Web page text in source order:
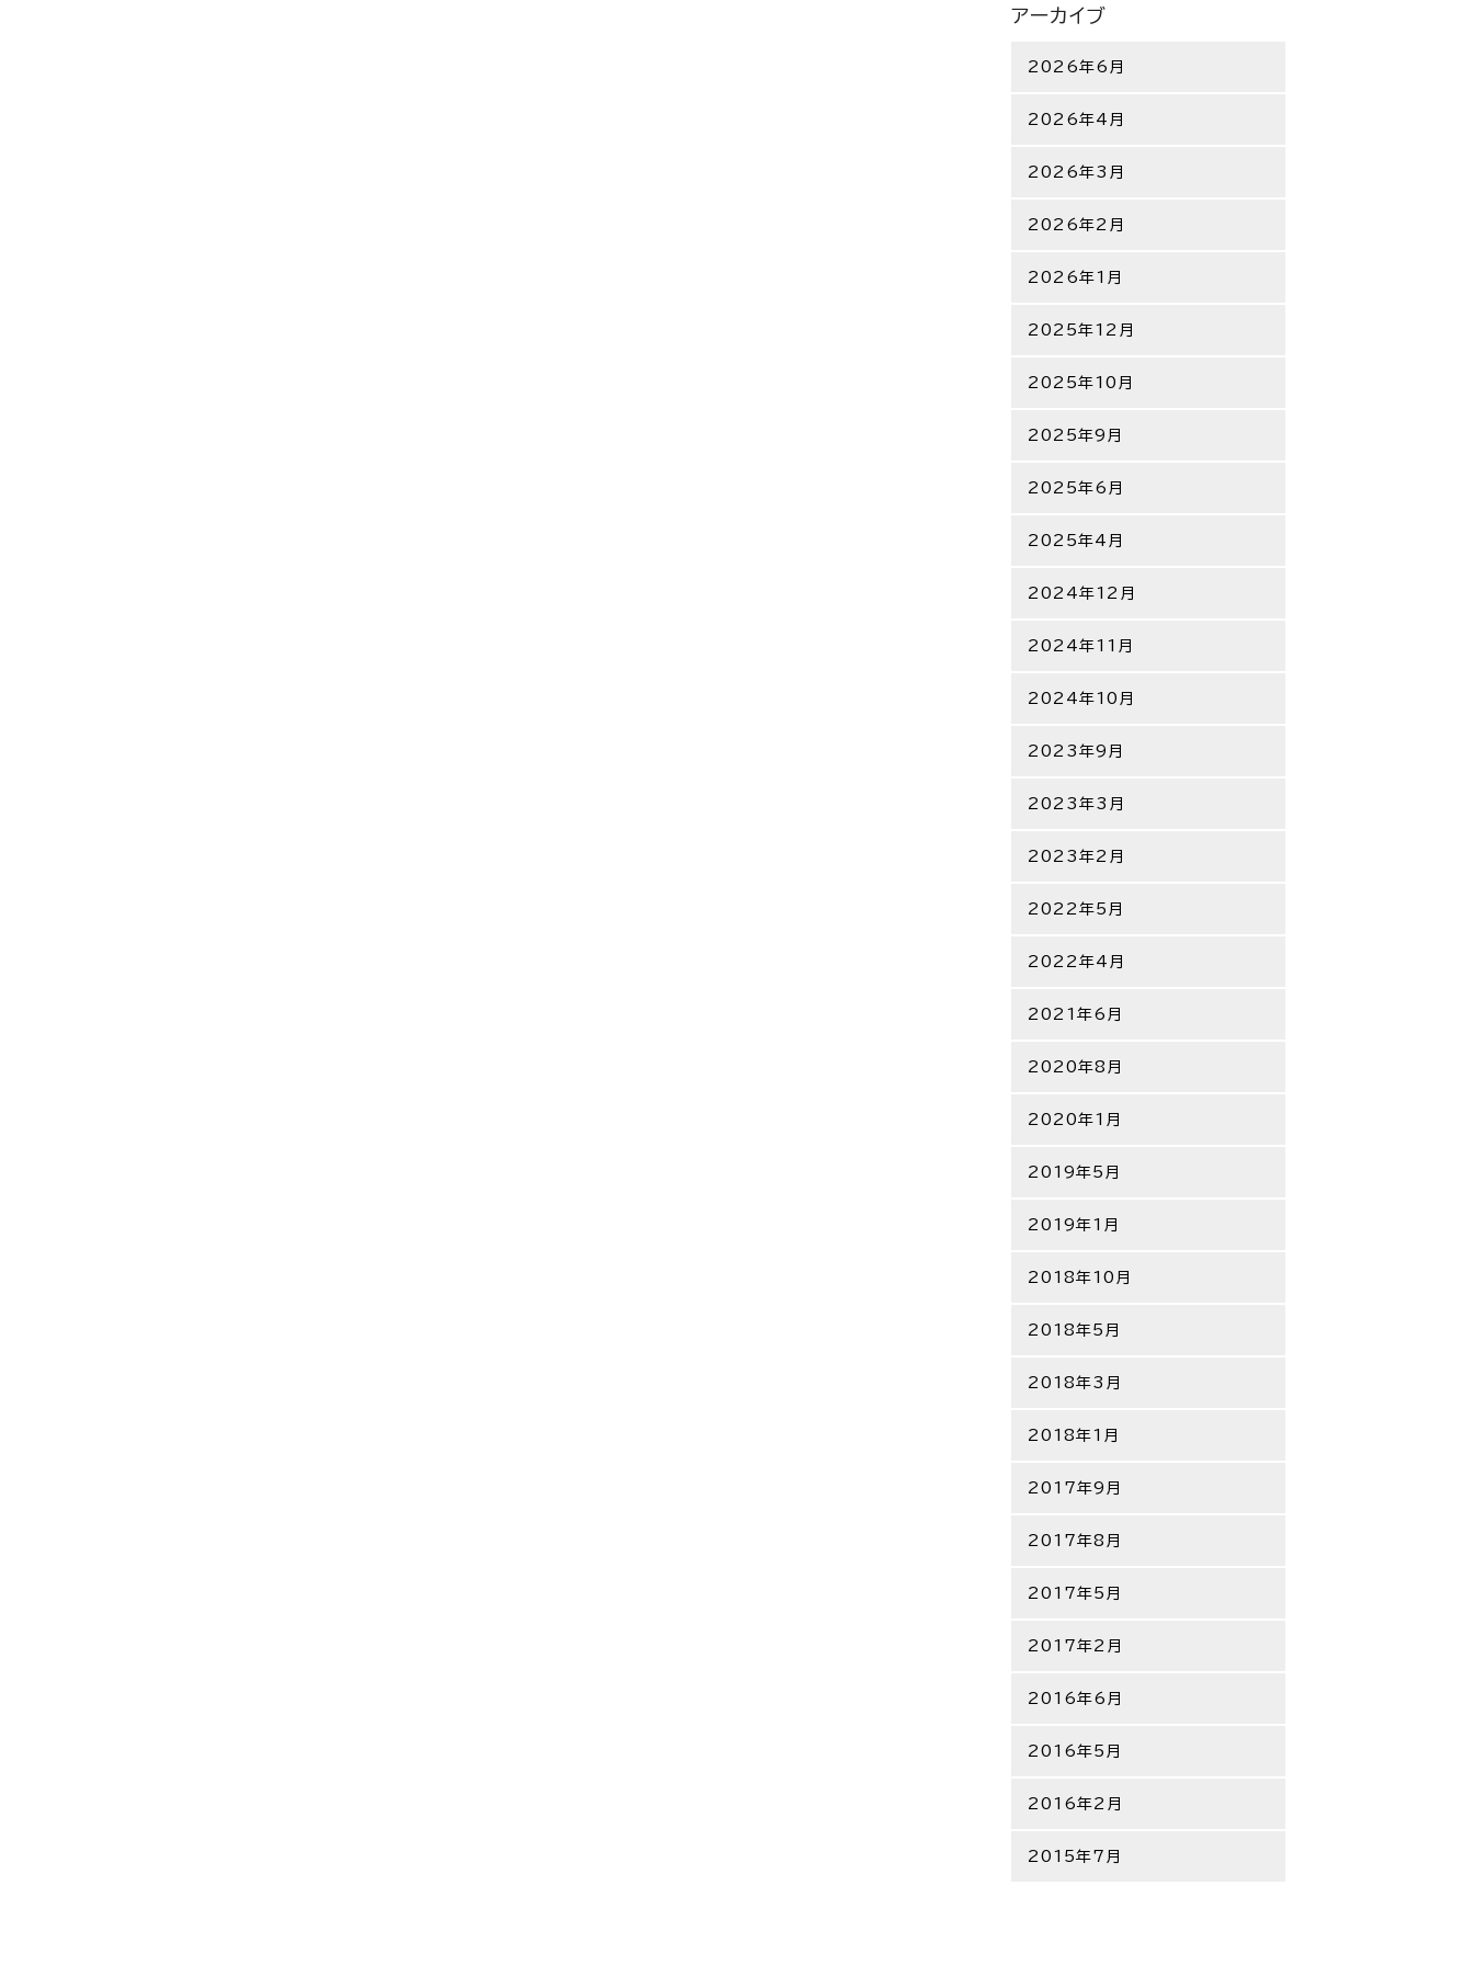
アーカイブ
2026年6月
2026年4月
2026年3月
2026年2月
2026年1月
2025年12月
2025年10月
2025年9月
2025年6月
2025年4月
2024年12月
2024年11月
2024年10月
2023年9月
2023年3月
2023年2月
2022年5月
2022年4月
2021年6月
2020年8月
2020年1月
2019年5月
2019年1月
2018年10月
2018年5月
2018年3月
2018年1月
2017年9月
2017年8月
2017年5月
2017年2月
2016年6月
2016年5月
2016年2月
2015年7月